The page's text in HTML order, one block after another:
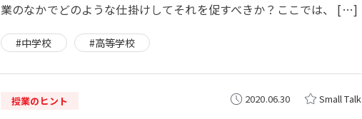
業のなかでどのような仕掛けしてそれを促すべきか？ここでは、 […]
#中学校 #高等学校
授業のヒント Small Talk
2020.06.30